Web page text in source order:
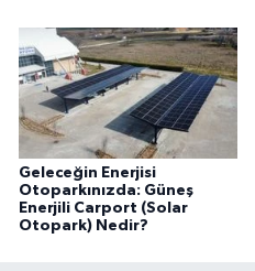
Geleceğin Enerjisi
Otoparkınızda: Güneş
Enerjili Carport (Solar
Otopark) Nedir?